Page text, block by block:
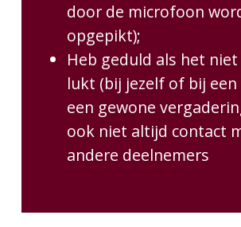
door de microfoon
opgepikt);
Heb geduld als het
lukt (bij jezelf of bij een
een gewone
ook niet altijd contact
andere deelnemers